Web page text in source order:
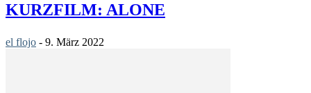
KURZFILM: ALONE
el flojo - 9. März 2022